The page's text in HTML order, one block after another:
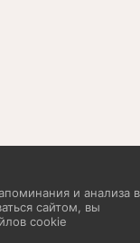
и анализа
сайтом, вы
cookie